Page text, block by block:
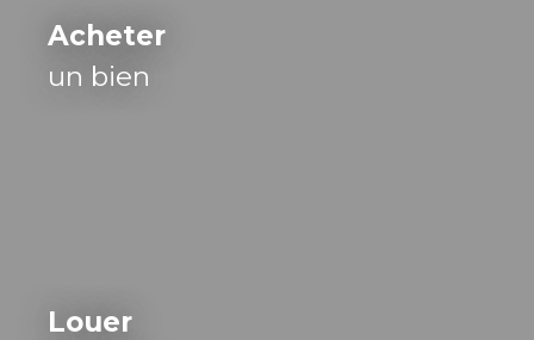
Acheter
un bien
Louer